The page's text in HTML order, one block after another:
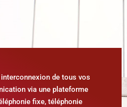
de tous vos
via une plateforme
fixe, téléphonie